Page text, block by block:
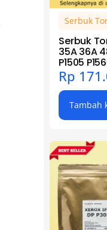
Serbuk
Serbuk
35A 36A
P1505
Rp
Tambah